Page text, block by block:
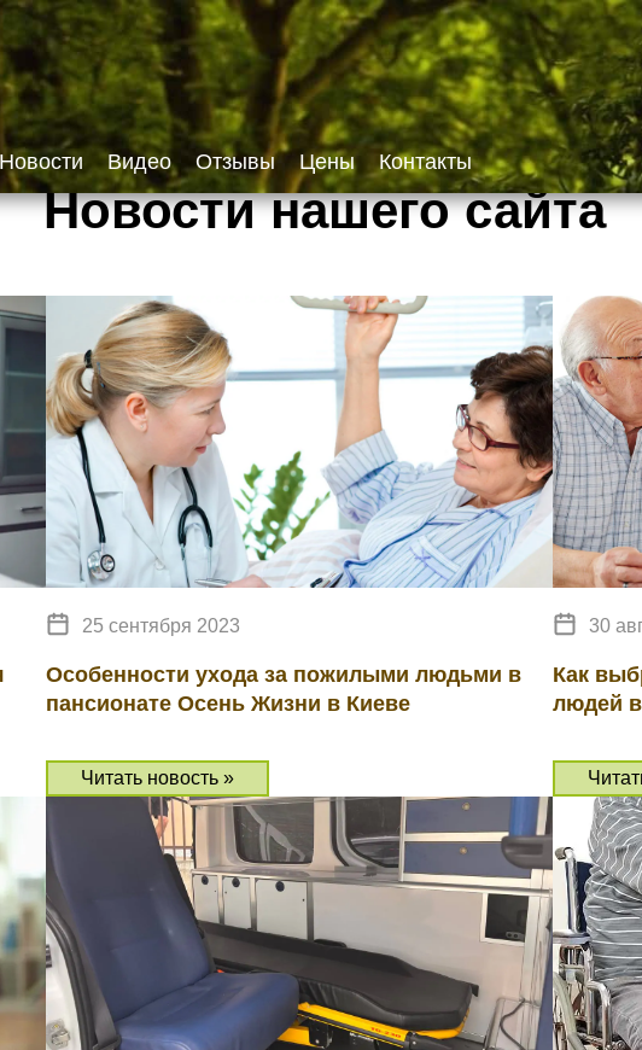
Новости Видео Отзывы Цены Контакты
Новости нашего сайта
25 сентября 2023
Особенности ухода за пожилыми людьми в
пансионате Осень Жизни в Киеве
Читать новость »
30
Как
людей